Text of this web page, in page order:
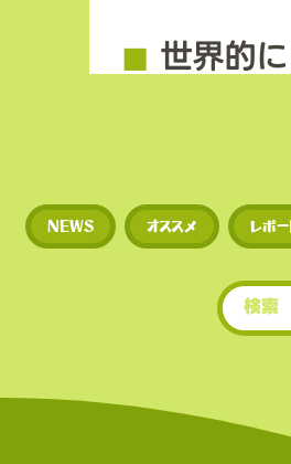
◼︎ 世界的
◼︎新規ト
期に上場
多い。
​• 世界的
• 新規ト
NEWS オススメ レポー